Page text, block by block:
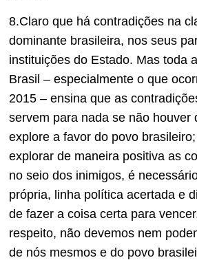
8.Claro que há contradições na
dominante brasileira, nos seus
instituições do Estado. Mas toda
Brasil – especialmente o que
2015 – ensina que as
servem para nada se não houver
explore a favor do povo
explorar de maneira positiva as
no seio dos inimigos, é
própria, linha política acertada e
de fazer a coisa certa para
respeito, não devemos nem
de nós mesmos e do povo